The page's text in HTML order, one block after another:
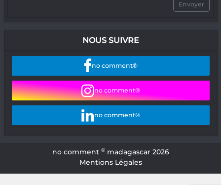
Envoyer
NOUS SUIVRE
no comment®
no comment®
no comment®
no comment ®madagascar 2026
Mentions Légales